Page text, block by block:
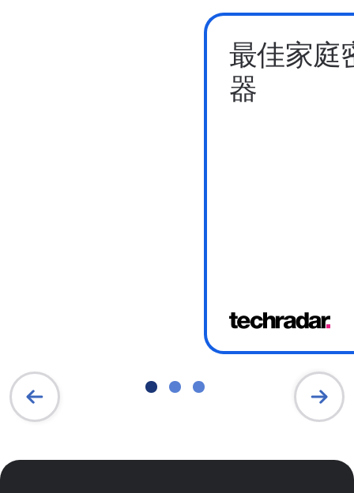
最佳家庭
器